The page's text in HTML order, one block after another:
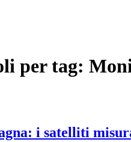
per tag:
i satelliti